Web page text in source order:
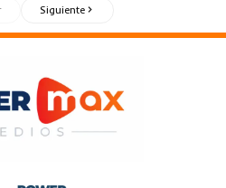
Siguiente